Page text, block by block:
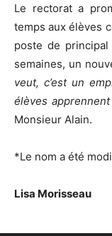
Le rectorat a
temps aux élèves
poste de
semaines, un
veut, c’est un
élèves
Monsieur Alain.
*Le nom a été
Lisa Morisseau